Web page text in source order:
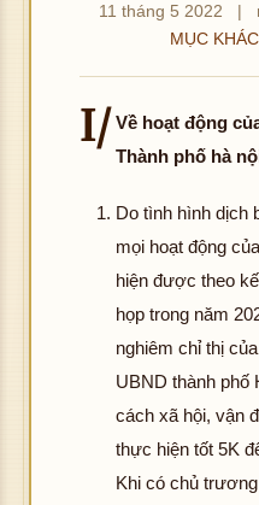
11 tháng 5 2022 |
MỤC KHÁC,
I/Về hoạt động
Thành phố hà
Do tình hình dịch
mọi hoạt động
hiện được theo
họp trong năm
nghiêm chỉ thị
UBND thành phố
cách xã hội, vận
thực hiện tốt 5K
Khi có chủ